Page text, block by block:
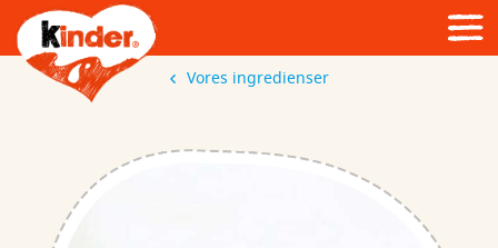
Vores ingredienser